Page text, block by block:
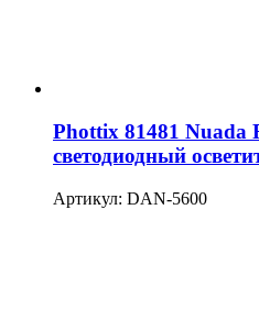
Phottix 81481
светодиодный
Артикул: DAN-5600